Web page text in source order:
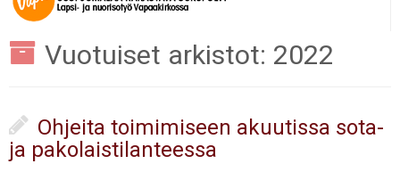
Vuotuiset arkistot: 2022
Ohjeita toimimiseen akuutissa sota-
ja pakolaistilanteessa